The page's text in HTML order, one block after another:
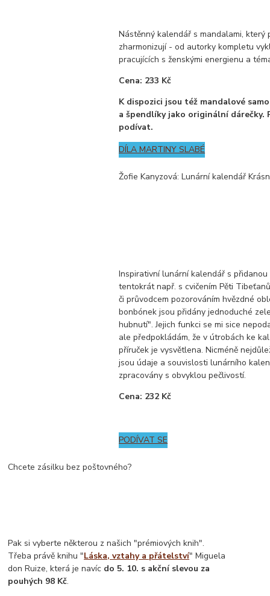
Nástěnný kalendář s mandalami, který
zharmonizují - od autorky kompletu
pracujících s ženskými energienu a
Cena: 233 Kč
K dispozici jsou též mandalové
a špendlíky jako originální dárečky.
podívat.
DÍLA MARTINY SLABÉ
Žofie Kanyzová: Lunární kalendář
Inspirativní lunární kalendář s
tentokrát např. s cvičením Pěti
či průvodcem pozorováním hvězdné
bonbónek jsou přidány jednoduché
hubnutí". Jejich funkci se mi sice
ale předpokládám, že v útrobách ke
příruček je vysvětlena. Nicméně
jsou údaje a souvislosti lunárního
zpracovány s obvyklou pečlivostí.
Cena: 232 Kč
PODÍVAT SE
Chcete zásilku bez poštovného?
Pak si vyberte některou z našich "prémiových knih".
Třeba právě knihu "Láska, vztahy a přátelství" Miguela
don Ruize, která je navíc do 5. 10. s akční slevou za
pouhých 98 Kč.